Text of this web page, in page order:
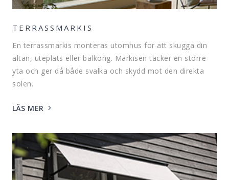
TERRASSMARKIS
En terrassmarkis monteras utomhus för att skugga din
altan, uteplats eller balkong. Markisen täcker en större
yta och ger då både svalka och skydd mot den direkta
solen.
LÄS MER